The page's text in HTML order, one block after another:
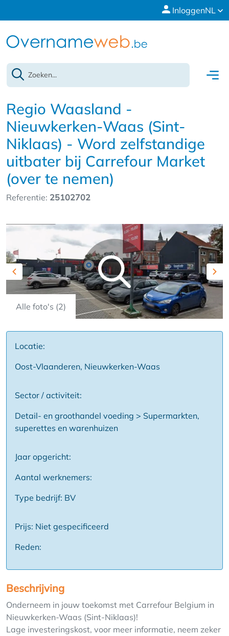
InloggenNL
Regio Waasland -
Nieuwkerken-Waas (Sint-
Niklaas) - Word zelfstandige
uitbater bij Carrefour Market
(over te nemen)
Referentie: 25102702
Alle foto's (2)
Previous
Locatie:
Oost-Vlaanderen, Nieuwkerken-Waas
Sector / activiteit:
Detail- en groothandel voeding > Supermarkten,
superettes en warenhuizen
Jaar opgericht:
Aantal werknemers:
Type bedrijf: BV
Prijs: Niet gespecificeerd
Reden:
Beschrijving
Onderneem in jouw toekomst met Carrefour Belgium in
Nieuwkerken-Waas (Sint-Niklaas)!
Lage investeringskost, voor meer informatie, neem zeker